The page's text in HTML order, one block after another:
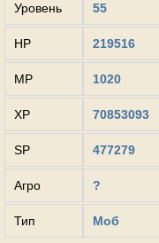
Уровень 55
HP 219516
MP 1020
XP 70853093
SP 477279
Агро ?
Тип Моб